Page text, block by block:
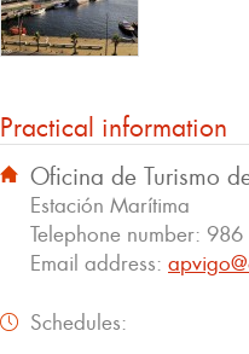
Practical information
Oficina de Turismo
Estación Marítima
Telephone number: 986
Email address:
Schedules: